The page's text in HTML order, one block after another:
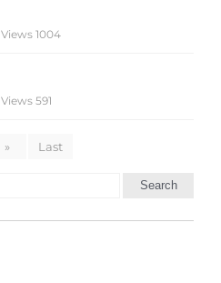
Views 1004
Views 591
» Last
Search